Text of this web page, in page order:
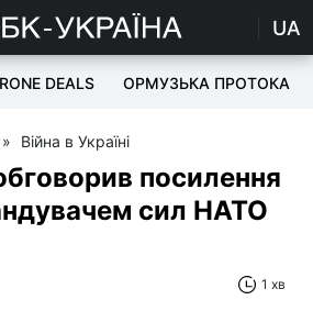
UA
DEALS ОРМУЗЬКА ПРОТОКА
» Війна в Україні
посилення
сил НАТО
1 хв